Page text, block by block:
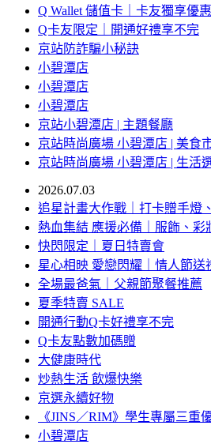
Q Wallet 儲值卡｜卡友獨享優惠
Q卡友限定｜開通好禮享不完
京站防詐騙小秘訣
小碧潭店
小碧潭店
小碧潭店
京站小碧潭店 | 主題餐廳
京站時尚廣場 小碧潭店 | 美食
京站時尚廣場 小碧潭店 | 生活
2026.07.03
追星計畫大作戰｜打卡贈手燈
熱血集結 應援必備｜服飾、彩
快閃限定｜夏日特賣會
星心相映 愛戀閃耀｜情人節送
全場最爸氣｜父親節聚餐推薦
夏季特賣 SALE
開通行動Q卡好禮享不完
Q卡友點數加碼贈
大健康時代
炒熱生活 飲爆快樂
京選永續好物
《JINS／RIM》學生專屬三重
小碧潭店